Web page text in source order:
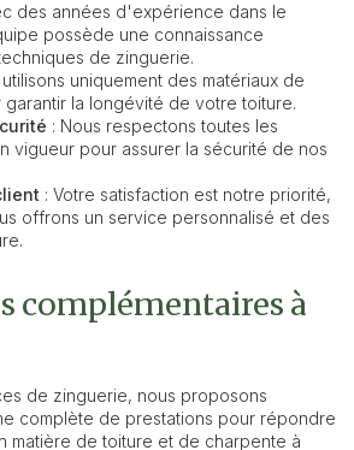
des années d'expérience dans le
possède une connaissance
de zinguerie.
utilisons uniquement des matériaux de
garantir la longévité de votre toiture.
: Nous respectons toutes les
vigueur pour assurer la sécurité de nos
: Votre satisfaction est notre priorité,
offrons un service personnalisé et des
complémentaires à
de zinguerie, nous proposons
complète de prestations pour répondre
matière de toiture et de charpente à